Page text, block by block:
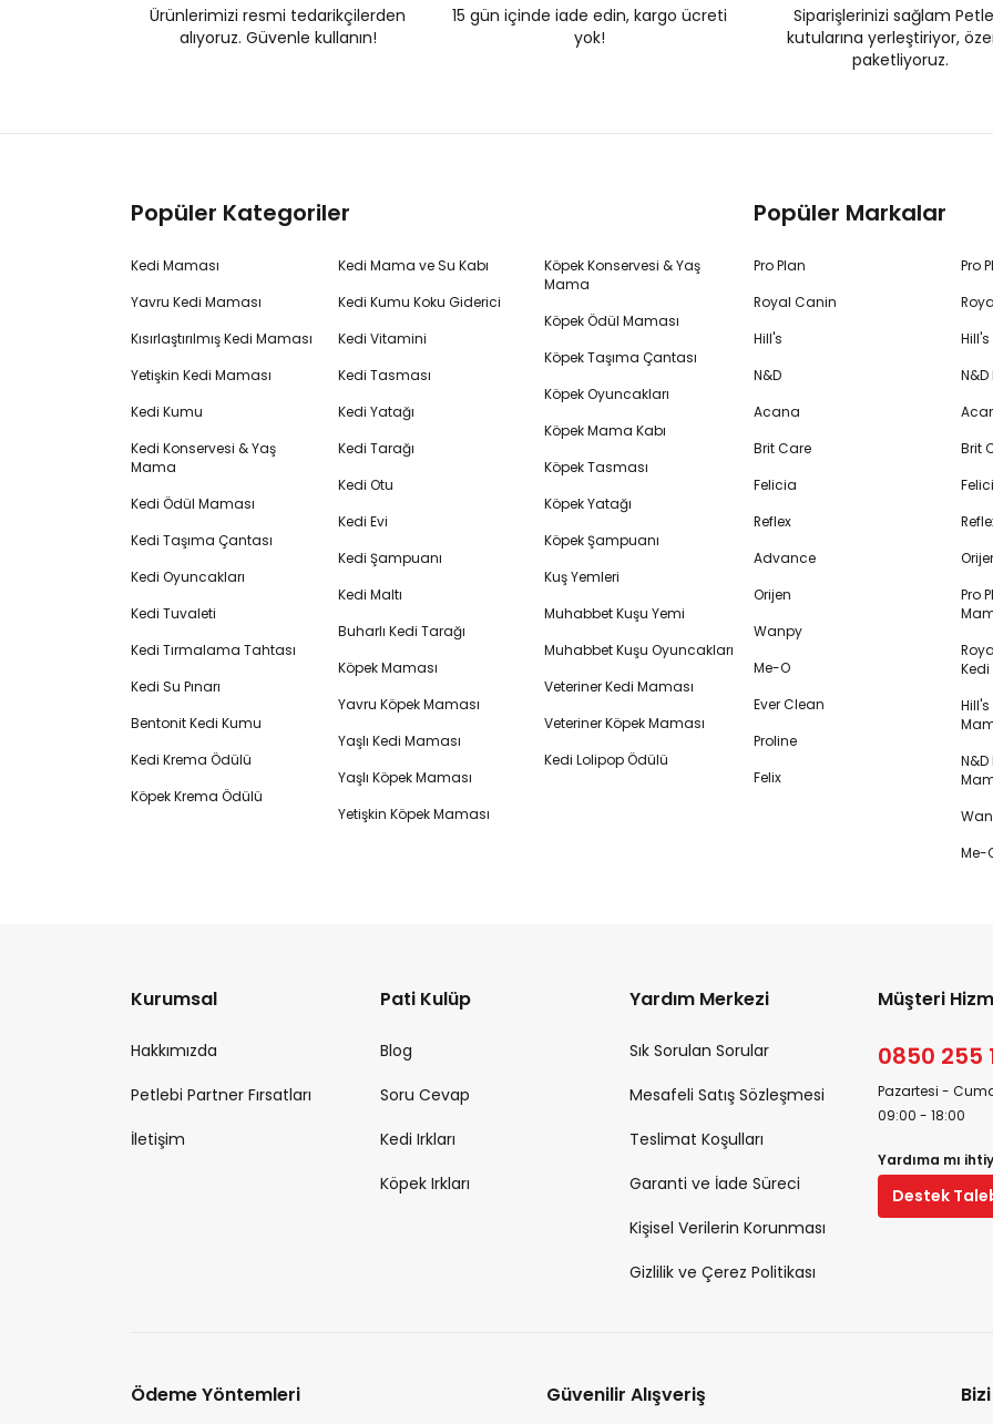
Ürünlerimizi resmi tedarikçilerden
alıyoruz. Güvenle kullanın!
15 gün içinde iade edin, kargo ücreti
yok!
Siparişlerinizi sağlam
kutularına yerleştiriyor,
paketliyoruz.
Popüler Kategoriler
Kedi Maması
Yavru Kedi Maması
Kısırlaştırılmış Kedi Maması
Yetişkin Kedi Maması
Kedi Kumu
Kedi Konservesi & Yaş
Mama
Kedi Ödül Maması
Kedi Taşıma Çantası
Kedi Oyuncakları
Kedi Tuvaleti
Kedi Tırmalama Tahtası
Kedi Su Pınarı
Bentonit Kedi Kumu
Kedi Krema Ödülü
Köpek Krema Ödülü
Kedi Mama ve Su Kabı
Kedi Kumu Koku Giderici
Kedi Vitamini
Kedi Tasması
Kedi Yatağı
Kedi Tarağı
Kedi Otu
Kedi Evi
Kedi Şampuanı
Kedi Maltı
Buharlı Kedi Tarağı
Köpek Maması
Yavru Köpek Maması
Yaşlı Kedi Maması
Yaşlı Köpek Maması
Yetişkin Köpek Maması
Köpek Konservesi & Yaş
Mama
Köpek Ödül Maması
Köpek Taşıma Çantası
Köpek Oyuncakları
Köpek Mama Kabı
Köpek Tasması
Köpek Yatağı
Köpek Şampuanı
Kuş Yemleri
Muhabbet Kuşu Yemi
Muhabbet Kuşu Oyuncakları
Veteriner Kedi Maması
Veteriner Köpek Maması
Kedi Lolipop Ödülü
Popüler Markalar
Pro Plan
Royal Canin
Hill's
N&D
Acana
Brit Care
Felicia
Reflex
Advance
Orijen
Wanpy
Me-O
Ever Clean
Proline
Felix
Pro
Brit
Pro
Hill's
N&D
Me-
Kurumsal
Hakkımızda
Petlebi Partner Fırsatları
İletişim
Pati Kulüp
Blog
Soru Cevap
Kedi Irkları
Köpek Irkları
Yardım Merkezi
Sık Sorulan Sorular
Mesafeli Satış Sözleşmesi
Teslimat Koşulları
Garanti ve İade Süreci
Kişisel Verilerin Korunması
Gizlilik ve Çerez Politikası
Müşteri
0850 255
Pazartesi -
09:00 - 18:00
Yardıma mı
Destek
Ödeme Yöntemleri Güvenilir Alışveriş